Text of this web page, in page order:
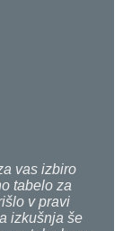
vas izbiro
tabelo za
v pravi
izkušnja še